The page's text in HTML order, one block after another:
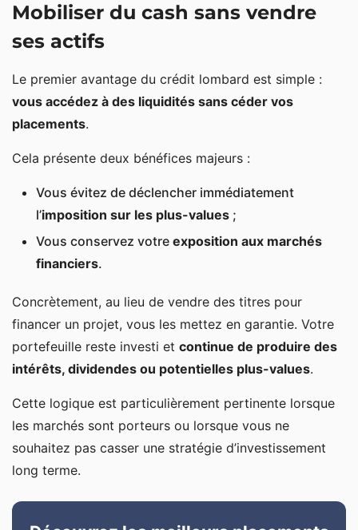
Mobiliser du cash sans vendre
ses actifs
Le premier avantage du crédit lombard est simple :
vous accédez à des liquidités sans céder vos
placements.
Cela présente deux bénéfices majeurs :
Vous évitez de déclencher immédiatement
l’imposition sur les plus-values ;
Vous conservez votre exposition aux marchés
financiers.
Concrètement, au lieu de vendre des titres pour
financer un projet, vous les mettez en garantie. Votre
portefeuille reste investi et continue de produire des
intérêts, dividendes ou potentielles plus-values.
Cette logique est particulièrement pertinente lorsque
les marchés sont porteurs ou lorsque vous ne
souhaitez pas casser une stratégie d’investissement
long terme.